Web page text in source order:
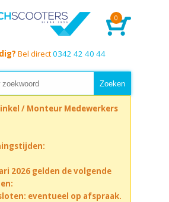
0
Bel direct0342 42 40 44
/ Monteur Medewerkers
2026 gelden de volgende
eventueel op afspraak.